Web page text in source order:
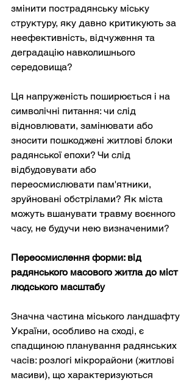
змінити пострадянську міську
структуру, яку давно критикують за
неефективність, відчуження та
деградацію навколишнього
середовища?
Ця напруженість поширюється і на
символічні питання: чи слід
відновлювати, замінювати або
зносити пошкоджені житлові блоки
радянської епохи? Чи слід
відбудовувати або
переосмислювати пам'ятники,
зруйновані обстрілами? Як міста
можуть вшанувати травму воєнного
часу, не будучи нею визначеними?
Переосмислення форми: від
радянського масового житла до міст
людського масштабу
Значна частина міського ландшафту
України, особливо на сході, є
спадщиною планування радянських
часів: розлогі мікрорайони (житлові
масиви), що характеризуються